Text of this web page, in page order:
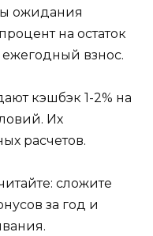
ожидания
на остаток
взнос.
кэшбэк 1-2% на
Их
расчетов.
сложите
за год и